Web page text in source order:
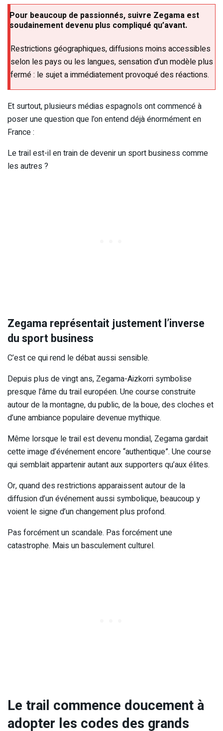
Pour beaucoup de passionnés, suivre Zegama est
soudainement devenu plus compliqué qu’avant.
Restrictions géographiques, diffusions moins accessibles
selon les pays ou les langues, sensation d’un modèle plus
fermé : le sujet a immédiatement provoqué des réactions.
Et surtout, plusieurs médias espagnols ont commencé à
poser une question que l’on entend déjà énormément en
France :
Le trail est-il en train de devenir un sport business comme
les autres ?
Zegama représentait justement l’inverse
du sport business
C’est ce qui rend le débat aussi sensible.
Depuis plus de vingt ans, Zegama-Aizkorri symbolise
presque l’âme du trail européen. Une course construite
autour de la montagne, du public, de la boue, des cloches et
d’une ambiance populaire devenue mythique.
Même lorsque le trail est devenu mondial, Zegama gardait
cette image d’événement encore “authentique”. Une course
qui semblait appartenir autant aux supporters qu’aux élites.
Or, quand des restrictions apparaissent autour de la
diffusion d’un événement aussi symbolique, beaucoup y
voient le signe d’un changement plus profond.
Pas forcément un scandale. Pas forcément une
catastrophe. Mais un basculement culturel.
Le trail commence doucement à
adopter les codes des grands